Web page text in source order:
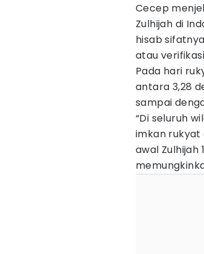
Cecep
Zulhijah di
hisab
atau
Pada hari
antara 3,28
sampai
“Di seluruh
imkan rukyat
awal Zulhijah